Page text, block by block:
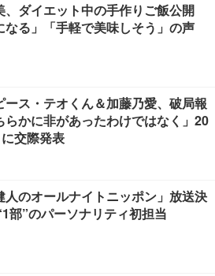
、ダイエット中の手作りご飯公開
なる」「手軽で美味しそう」の声
ース・テオくん＆加藤乃愛、破局報
らかに非があったわけではなく」20
交際発表
人のオールナイトニッポン」放送決
部”のパーソナリティ初担当